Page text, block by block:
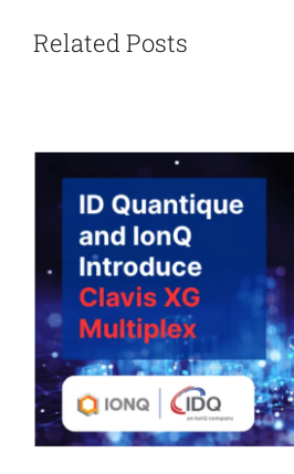
Related Posts